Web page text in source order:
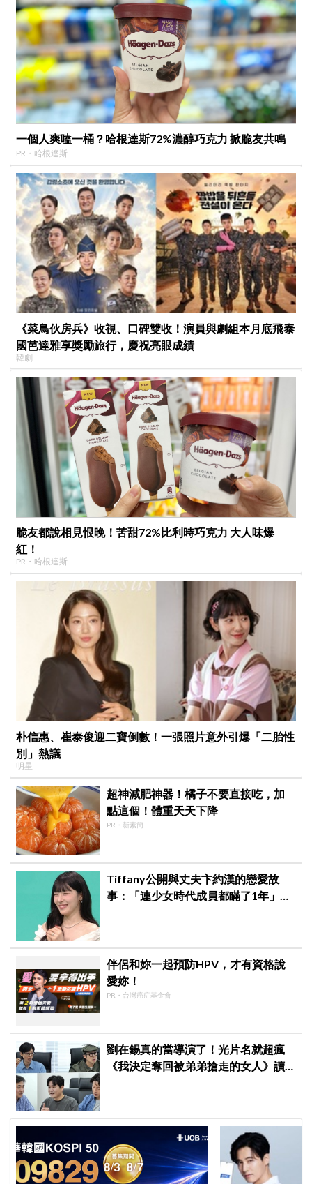
一個人爽嗑一桶？哈根達斯72%濃醇巧克力 掀脆友共鳴
PR・哈根達斯
《菜鳥伙房兵》收視、口碑雙收！演員與劇組本月底飛泰
國芭達雅享獎勵旅行，慶祝亮眼成績
韓劇
脆友都說相見恨晚！苦甜72%比利時巧克力 大人味爆
紅！
PR・哈根達斯
朴信惠、崔泰俊迎二寶倒數！一張照片意外引爆「二胎性
別」熱議
明星
超神減肥神器！橘子不要直接吃，加
點這個！體重天天下降
PR・新素簡
Tiffany公開與丈夫卞約漢的戀愛故
事：「連少女時代成員都瞞了1年」
伴侶和妳一起預防HPV，才有資格說
愛妳！
PR・台灣癌症基金會
劉在錫真的當導演了！光片名就超瘋
《我決定奪回被弟弟搶走的女人》讀